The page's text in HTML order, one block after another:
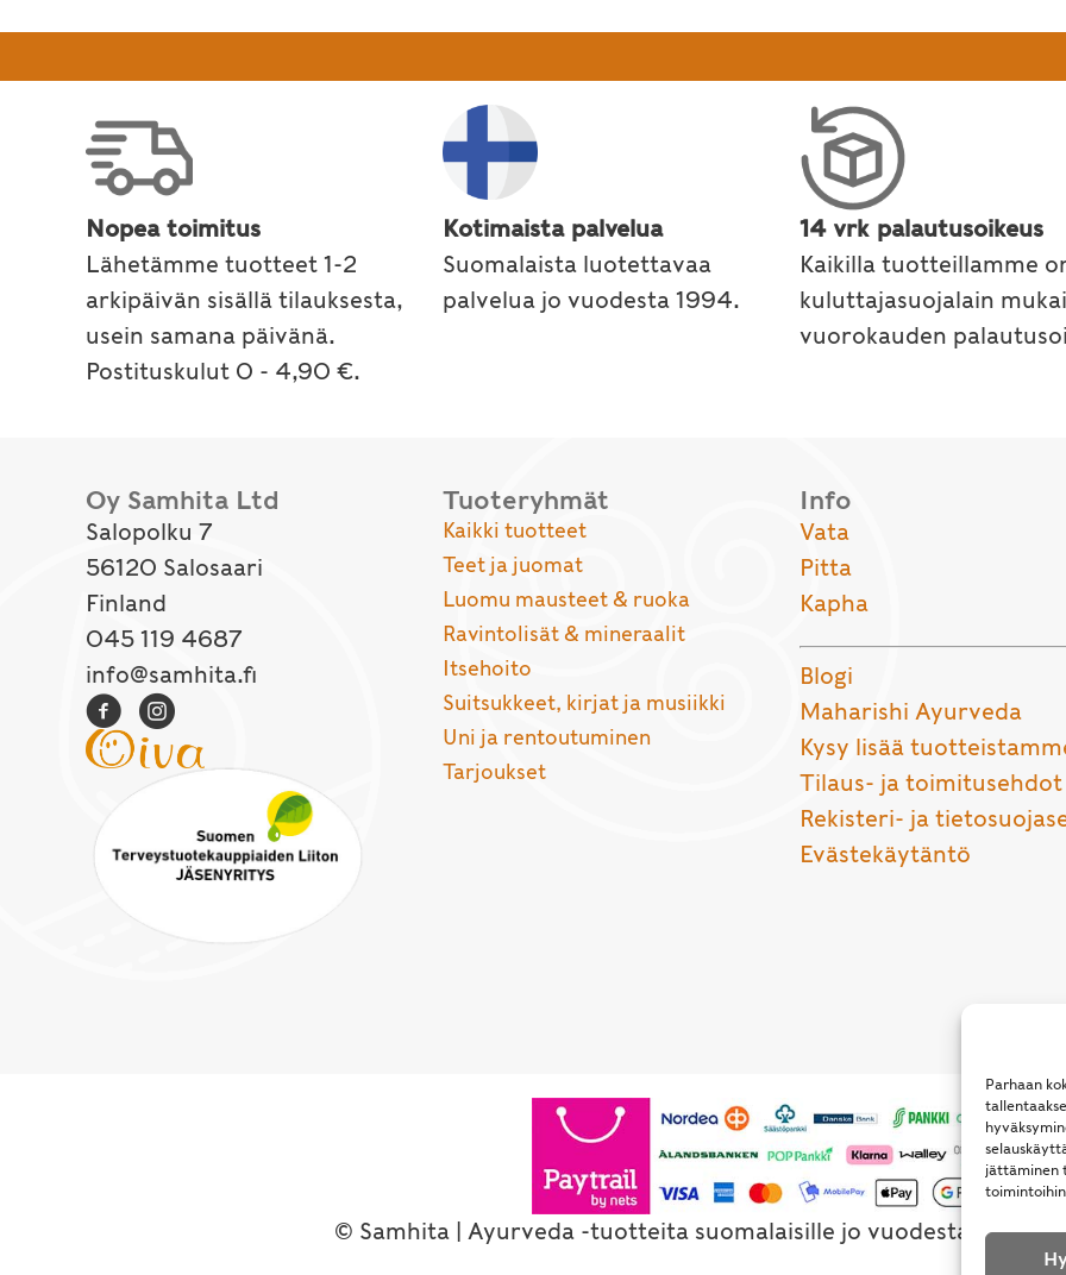
Parhaan
jättäminen
Nopea toimitus
Lähetämme tuotteet 1-2
arkipäivän sisällä tilauksesta,
usein samana päivänä.
Postituskulut 0 - 4,90 €.
Kotimaista palvelua
Suomalaista luotettavaa
palvelua jo vuodesta 1994.
14 vrk palautusoikeus
Kaikilla tuotteillamme
kuluttajasuojalain
vuorokauden
Oy Samhita Ltd
Salopolku 7
56120 Salosaari
Finland
045 119 4687
info@samhita.fi
Tuoteryhmät
Kaikki tuotteet
Teet ja juomat
Luomu mausteet & ruoka
Ravintolisät & mineraalit
Itsehoito
Suitsukkeet, kirjat ja musiikki
Uni ja rentoutuminen
Tarjoukset
Info
Vata
Pitta
Kapha
Blogi
Maharishi Ayurveda
Kysy lisää
Tilaus- ja toimitusehdot
Rekisteri- ja
Evästekäytäntö
© Samhita | Ayurveda -tuotteita suomalaisille jo vuodesta 1994. All